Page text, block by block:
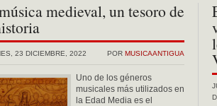
medieval, un tesoro de
POR MUSICAANTIGUA
23 DICIEMBRE, 2022
Uno de los géneros
musicales más utilizados en
la Edad Media es el